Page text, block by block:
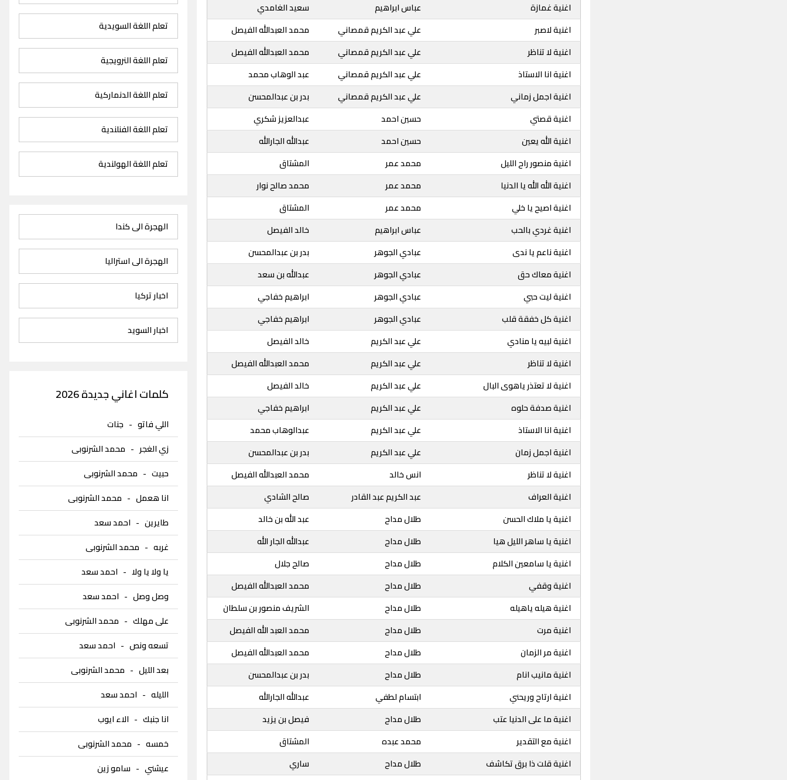
اغنية غمازة
عباس ابراهيم
سعيد الغامدي
اغنية لاصبر
علي عبد الكريم قمصاني
محمد العبدالله الفيصل
اغنية لا تناظر
علي عبد الكريم قمصاني
محمد العبدالله الفيصل
اغنية انا الاستاذ
علي عبد الكريم قمصاني
عبد الوهاب محمد
اغنية اجمل زماني
علي عبد الكريم قمصاني
بدر بن عبدالمحسن
اغنية قصتي
حسين احمد
عبدالعزيز شكري
اغنية الله يعين
حسين احمد
عبدالله الجارالله
اغنية منصور راح الليل
محمد عمر
المشتاق
اغنية الله الله يا الدنيا
محمد عمر
محمد صالح نوار
اغنية اصيح يا خلي
محمد عمر
المشتاق
اغنية غردي بالحب
عباس ابراهيم
خالد الفيصل
اغنية ناعم يا ندى
عبادي الجوهر
بدر بن عبدالمحسن
اغنية معاك حق
عبادي الجوهر
عبدالله بن سعد
اغنية ليت حبي
عبادي الجوهر
ابراهيم خفاجي
اغنية كل خفقة قلب
عبادي الجوهر
ابراهيم خفاجي
اغنية لبيه يا منادي
علي عبد الكريم
خالد الفيصل
اغنية لا تناظر
علي عبد الكريم
محمد العبدالله الفيصل
اغنية لا تعتذر ياهوى البال
علي عبد الكريم
خالد الفيصل
اغنية صدفة حلوه
علي عبد الكريم
ابراهيم خفاجي
اغنية انا الاستاذ
علي عبد الكريم
عبدالوهاب محمد
اغنية اجمل زمان
علي عبد الكريم
بدر بن عبدالمحسن
اغنية لا تناظر
انس خالد
محمد العبدالله الفيصل
اغنية العراف
عبد الكريم عبد القادر
صالح الشادي
اغنية يا ملاك الحسن
طلال مداح
عبد الله بن خالد
اغنية يا ساهر الليل هيا
طلال مداح
عبدالله الجار الله
اغنية يا سامعين الكلام
طلال مداح
صالح جلال
اغنية وقفي
طلال مداح
محمد العبدالله الفيصل
اغنية هيله ياهيله
طلال مداح
الشريف منصور بن سلطان
اغنية مرت
طلال مداح
محمد العبد الله الفيصل
اغنية مر الزمان
طلال مداح
محمد العبدالله الفيصل
اغنية مانيب انام
طلال مداح
بدر بن عبدالمحسن
اغنية ارتاح وريحني
ابتسام لطفي
عبدالله الجارالله
اغنية ما على الدنيا عتب
طلال مداح
فيصل بن يزيد
اغنية مع التقدير
محمد عبده
المشتاق
اغنية قلت ذا برق تكاشف
طلال مداح
ساري
تعلم اللغة السويدية
تعلم اللغة النرويجية
تعلم اللغة الدنماركية
تعلم اللغة الفنلندية
تعلم اللغة الهولندية
الهجرة الى كندا
الهجرة الى استراليا
اخبار تركيا
اخبار السويد
كلمات اغاني جديدة 2026
اللي فاتو- جنات
زي الغجر - محمد الشرنوبى
حبيت- محمد الشرنوبى
انا هعمل- محمد الشرنوبى
طايرين- احمد سعد
غربه- محمد الشرنوبى
يا ولا يا ولا- احمد سعد
وصل وصل- احمد سعد
على مهلك- محمد الشرنوبى
تسعه ونص- احمد سعد
بعد الليل- محمد الشرنوبى
الليله- احمد سعد
انا جنبك- الاء ايوب
خمسه- محمد الشرنوبى
عيشني- سامو زين